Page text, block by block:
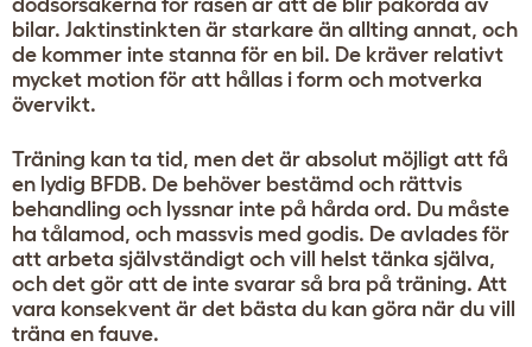
bilar. Jaktinstinkten är starkare än allting annat, och
de kommer inte stanna för en bil. De kräver relativt
mycket motion för att hållas i form och motverka
övervikt.
Träning kan ta tid, men det är absolut möjligt att få
en lydig BFDB. De behöver bestämd och rättvis
behandling och lyssnar inte på hårda ord. Du måste
ha tålamod, och massvis med godis. De avlades för
att arbeta självständigt och vill helst tänka själva,
och det gör att de inte svarar så bra på träning. Att
vara konsekvent är det bästa du kan göra när du vill
träna en fauve.